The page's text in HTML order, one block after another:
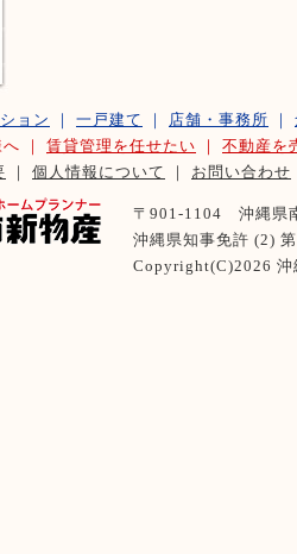
ョン ｜ 一戸建て ｜ 店舗・事務所 ｜
｜ 賃貸管理を任せたい ｜ 不動産を
｜ 個人情報について ｜ お問い合わせ
〒901-1104 沖縄県
沖縄県知事免許 (2)
Copyright(C)2026 沖